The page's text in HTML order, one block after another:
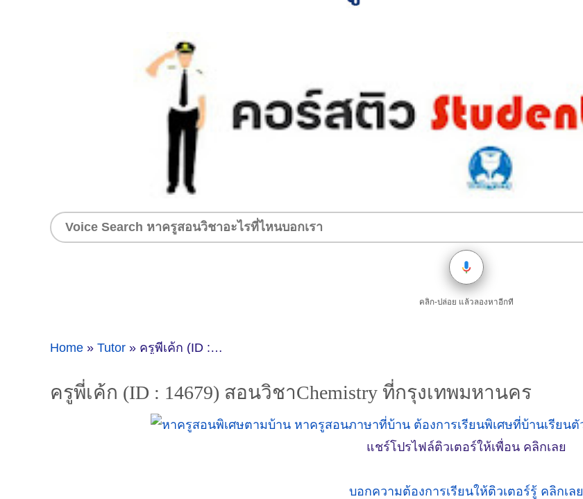
คลิก-ปล่อย แล้วลองหาอีกที
Home » Tutor » ครูพี่เค้ก (ID : 14679) สอนวิชาChemistry ที่กรุงเทพมหานคร
ครูพี่เค้ก (ID : 14679) สอนวิชาChemistry ที่กรุงเทพมหานคร
แชร์โปรไฟล์ติวเตอร์ให้เพื่อน คลิกเลย
บอกความต้องการเรียนให้ติวเตอร์รู้ คลิกเลย